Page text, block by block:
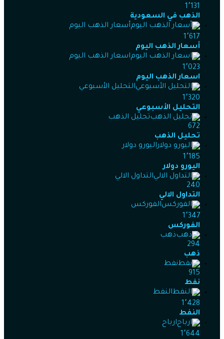
1٬131
الذهب في السعودية
أسعار الذهب اليوم
1٬617
أسعار الذهب اليوم
اسعار الذهب اليوم
1٬023
اسعار الذهب اليوم
التحليل الأسبوعي
1٬320
التحليل الأسبوعي
تحليل الذهب
672
تحليل الذهب
اليورو دولار
1٬185
اليورو دولار
التداول الالي
240
التداول الالي
الفوركس
1٬347
الفوركس
ذهب
294
ذهب
نفط
915
نفط
النفط
1٬428
النفط
ارباح
1٬644